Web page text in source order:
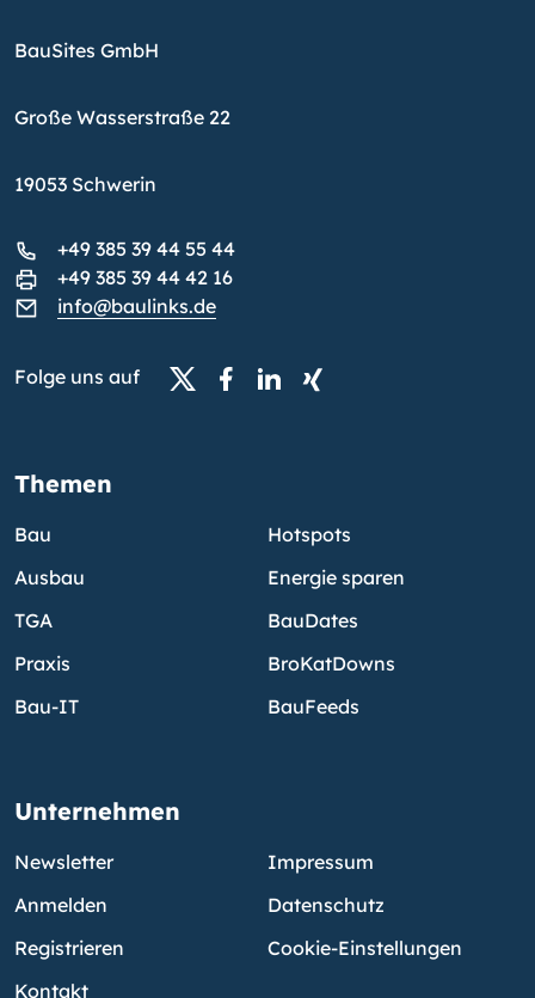
BauSites GmbH
Große Wasserstraße 22
19053 Schwerin
+49 385 39 44 55 44
+49 385 39 44 42 16
info@baulinks.de
Folge uns auf
Themen
Bau
Ausbau
TGA
Praxis
Bau-IT
Hotspots
Energie sparen
BauDates
BroKatDowns
BauFeeds
Unternehmen
Newsletter
Anmelden
Registrieren
Kontakt
Impressum
Datenschutz
Cookie-Einstellungen